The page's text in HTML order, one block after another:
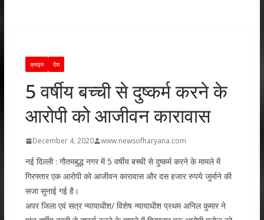
क्राइम देश
5 वर्षीय बच्ची से दुष्कर्म करने के
आरोपी को आजीवन कारावास
December 4, 2020 www.newsofharyana.com
नई दिल्ली : गौतमबुद्ध नगर में 5 वर्षीय बच्ची से दुष्कर्म करने के मामले में
गिरफ्तार एक आरोपी को आजीवन कारावास और दस हजार रुपये जुर्माने की
सजा सुनाई गई है।
अपर जिला एवं सत्र न्यायाधीश/ विशेष न्यायाधीश प्रथम अनिल कुमार ने